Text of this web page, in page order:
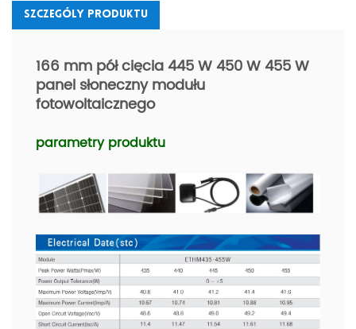
Szczególy Produktu
166 mm pół cięcia 445 W 450 W 455 W
panel słoneczny modułu
fotowoltaicznego
parametry produktu